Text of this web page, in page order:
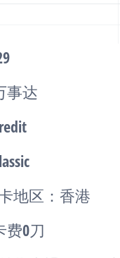
事达
地区：香港
费0刀